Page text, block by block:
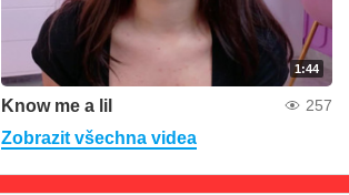
1:44
Know me a lil 257
Zobrazit všechna videa